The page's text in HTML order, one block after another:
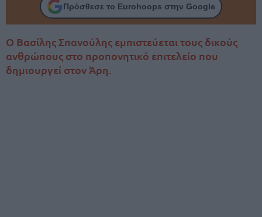
Πρόσθεσε το Eurohoops στην Google
Ο Βασίλης Σπανούλης εμπιστεύεται τους δικούς
ανθρώπους στο προπονητικό επιτελείο που
δημιουργεί στον Άρη.